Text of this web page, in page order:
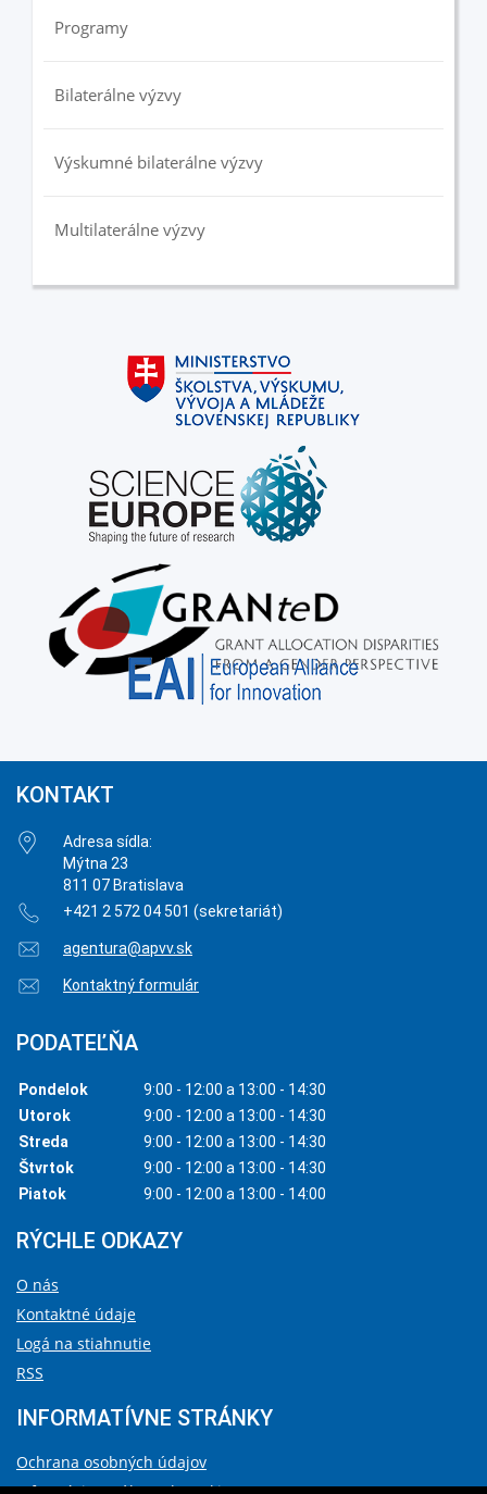
Programy
Bilaterálne výzvy
Výskumné bilaterálne výzvy
Multilaterálne výzvy
KONTAKT
Adresa sídla:
Mýtna 23
811 07 Bratislava
+421 2 572 04 501 (sekretariát)
agentura@apvv.sk
Kontaktný formulár
PODATEĽŇA
Pondelok
9:00 - 12:00 a 13:00 - 14:30
Utorok
9:00 - 12:00 a 13:00 - 14:30
Streda
9:00 - 12:00 a 13:00 - 14:30
Štvrtok
9:00 - 12:00 a 13:00 - 14:30
Piatok
9:00 - 12:00 a 13:00 - 14:00
RÝCHLE ODKAZY
O nás
Kontaktné údaje
Logá na stiahnutie
RSS
INFORMATÍVNE STRÁNKY
Ochrana osobných údajov